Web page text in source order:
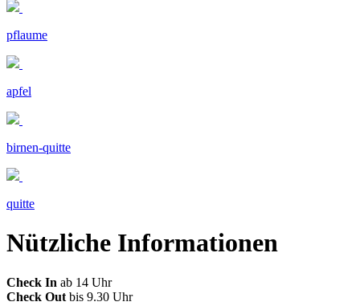
pflaume
apfel
birnen-quitte
quitte
Nützliche Informationen
Check In ab 14 Uhr
Check Out bis 9.30 Uhr